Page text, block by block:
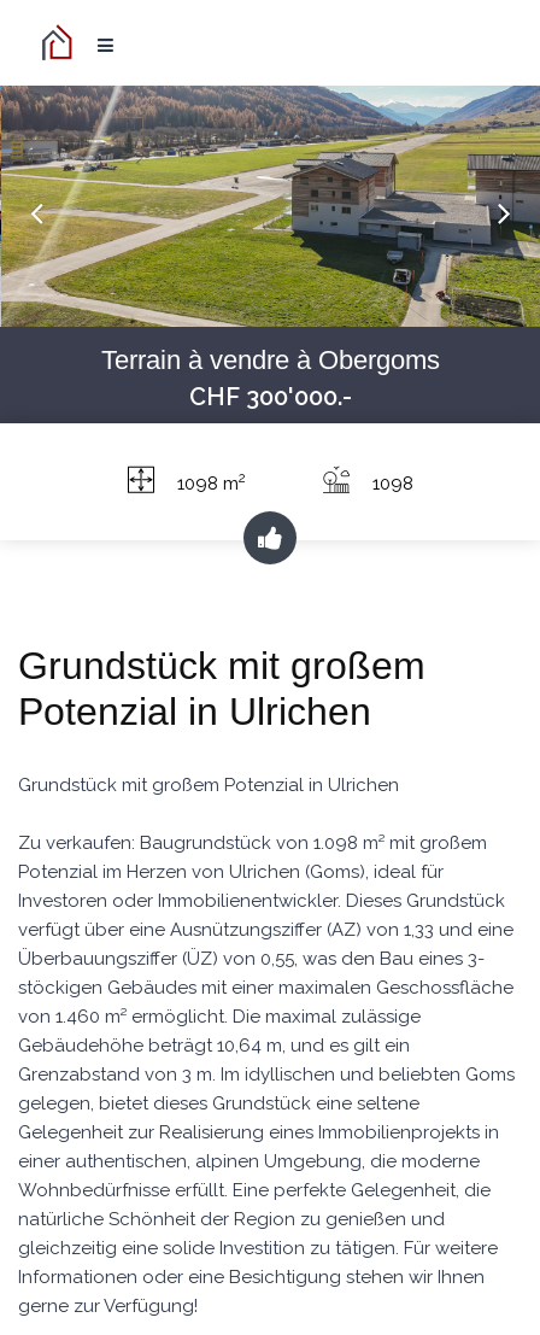
Terrain à vendre à Obergoms
CHF 300'000.-
1098 m2 1098
Grundstück mit großem
Potenzial in Ulrichen
Grundstück mit großem Potenzial in Ulrichen
Zu verkaufen: Baugrundstück von 1.098 m² mit großem
Potenzial im Herzen von Ulrichen (Goms), ideal für
Investoren oder Immobilienentwickler. Dieses Grundstück
verfügt über eine Ausnützungsziffer (AZ) von 1,33 und eine
Überbauungsziffer (ÜZ) von 0,55, was den Bau eines 3-
stöckigen Gebäudes mit einer maximalen Geschossfläche
von 1.460 m² ermöglicht. Die maximal zulässige
Gebäudehöhe beträgt 10,64 m, und es gilt ein
Grenzabstand von 3 m. Im idyllischen und beliebten Goms
gelegen, bietet dieses Grundstück eine seltene
Gelegenheit zur Realisierung eines Immobilienprojekts in
einer authentischen, alpinen Umgebung, die moderne
Wohnbedürfnisse erfüllt. Eine perfekte Gelegenheit, die
natürliche Schönheit der Region zu genießen und
gleichzeitig eine solide Investition zu tätigen. Für weitere
Informationen oder eine Besichtigung stehen wir Ihnen
gerne zur Verfügung!